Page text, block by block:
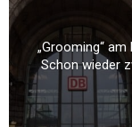
„Grooming“
Schon wieder